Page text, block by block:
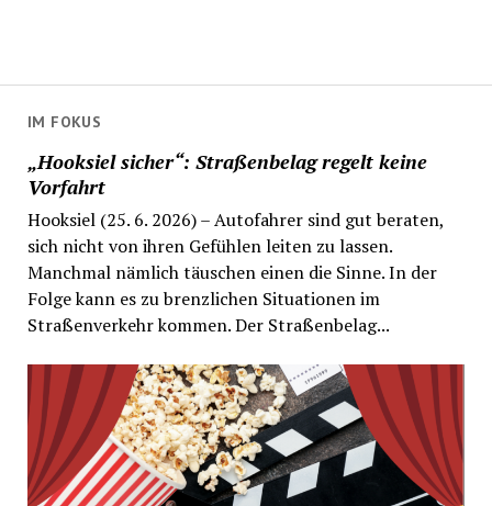
IM FOKUS
„Hooksiel sicher“: Straßenbelag regelt keine
Vorfahrt
Hooksiel (25. 6. 2026) – Autofahrer sind gut beraten,
sich nicht von ihren Gefühlen leiten zu lassen.
Manchmal nämlich täuschen einen die Sinne. In der
Folge kann es zu brenzlichen Situationen im
Straßenverkehr kommen. Der Straßenbelag...